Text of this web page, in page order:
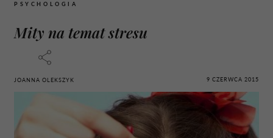
PSYCHOLOGIA
Mity na temat stresu
JOANNA OLEKSZYK 9 CZERWCA 2015